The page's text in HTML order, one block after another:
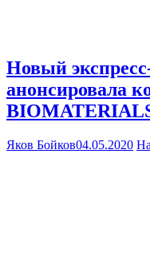
Новый
анонсировала
Яков Бойков04.05.2020